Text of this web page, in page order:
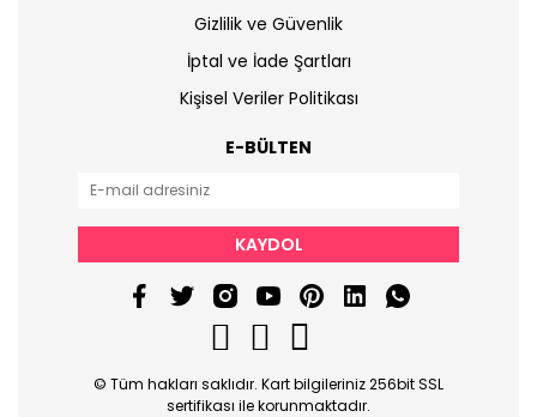
Gizlilik ve Güvenlik
İptal ve İade Şartları
Kişisel Veriler Politikası
E-BÜLTEN
KAYDOL
© Tüm hakları saklıdır. Kart bilgileriniz 256bit SSL
sertifikası ile korunmaktadır.